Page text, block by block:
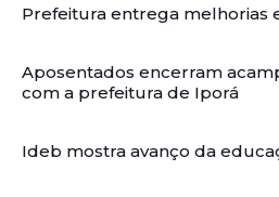
Prefeitura entrega melhorias
Aposentados encerram
com a prefeitura de Iporá
Ideb mostra avanço da